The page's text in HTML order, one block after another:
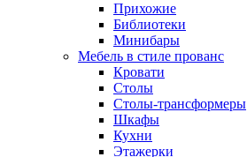
Прихожие
Библиотеки
Минибары
Мебель в стиле прованс
Кровати
Столы
Столы-трансформеры
Шкафы
Кухни
Этажерки